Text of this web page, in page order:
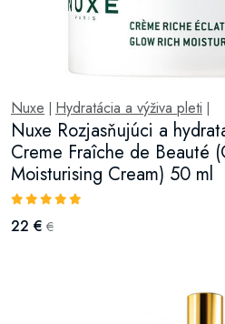
Nuxe Hydratácia a výživa pleti
Nuxe Rozjasňujúci a
Creme Fraîche de Beauté
Moisturising Cream) 50 ml
22 € €